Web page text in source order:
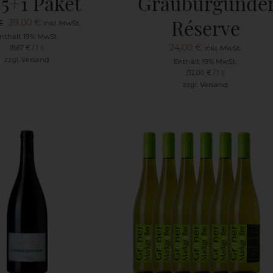
Ursprünglicher
Preis
war:
39,00 € Aktueller
Preis
ist:
inkl. MwSt.
19% MwSt.
(8,67 € / 1 l)
zzgl. Versand
Réserve
24,00 € inkl. MwSt.
Enthält 19% MwSt.
(32,00 € / 1 l)
zzgl.Versand